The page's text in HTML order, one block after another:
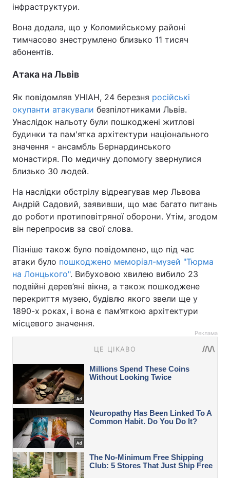
інфраструктури.
Вона додала, що у Коломийському районі
тимчасово знеструмлено близько 11 тисяч
абонентів.
Атака на Львів
Як повідомляв УНІАН, 24 березня російські
окупанти атакували безпілотниками Львів.
Унаслідок нальоту були пошкоджені житлові
будинки та пам'ятка архітектури національного
значення - ансамбль Бернардинського
монастиря. По медичну допомогу звернулися
близько 30 людей.
На наслідки обстрілу відреагував мер Львова
Андрій Садовий, заявивши, що має багато питань
до роботи протиповітряної оборони. Утім, згодом
він перепросив за свої слова.
Пізніше також було повідомлено, що під час
атаки було пошкоджено меморіал-музей "Тюрма
на Лонцького". Вибуховою хвилею вибило 23
подвійні дерев’яні вікна, а також пошкоджене
перекриття музею, будівлю якого звели ще у
1890-х роках, і вона є пам’яткою архітектури
місцевого значення.
Реклама